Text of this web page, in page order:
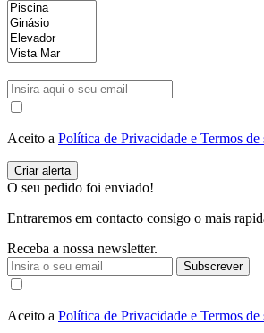
Aceito a Política de Privacidade e Termos de
O seu pedido foi enviado!
Entraremos em contacto consigo o mais
Receba a nossa newsletter.
Subscrever
Aceito a Política de Privacidade e Termos de